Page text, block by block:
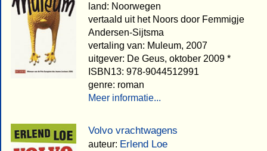
land: Noorwegen
vertaald uit het Noors door Femmigje
Andersen-Sijtsma
vertaling van: Muleum, 2007
uitgever: De Geus, oktober 2009 *
ISBN13: 978-9044512991
genre: roman
Meer informatie...
Volvo vrachtwagens
auteur: Erlend Loe